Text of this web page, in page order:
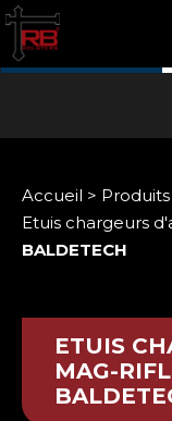
Accueil > Produits
Etuis chargeurs
BALDETECH
ETUIS
MAG-